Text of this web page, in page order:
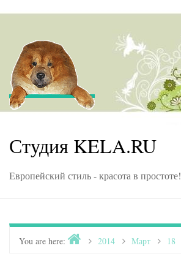
Студия KELA.RU
Европейский стиль - красота в простоте!
You are here: Home2014 Март 18